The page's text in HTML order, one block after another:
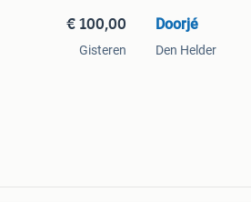
€ 100,00
Gisteren
Doorjé
Den Helder